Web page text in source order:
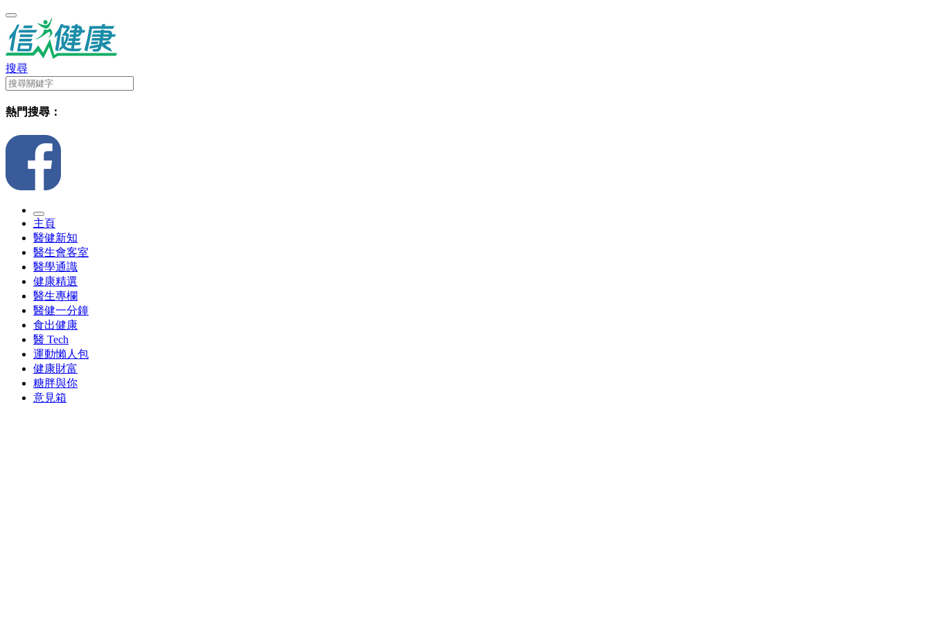
搜尋
熱門搜尋：
主頁
醫健新知
醫生會客室
醫學通識
健康精選
醫生專欄
醫健一分鐘
食出健康
醫 Tech
運動懶人包
健康財富
糖胖與你
意見箱